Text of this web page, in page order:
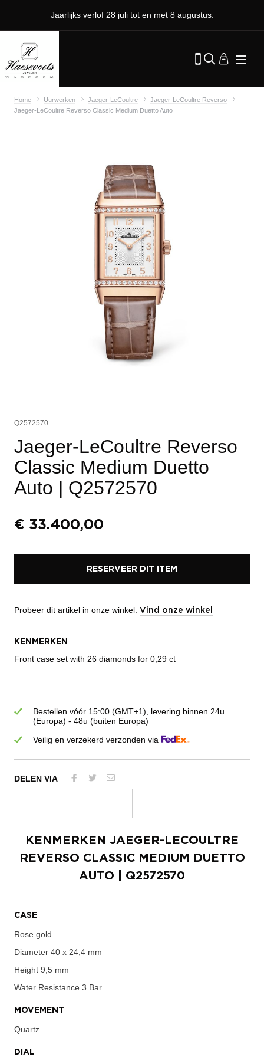
Jaarlijks verlof 28 juli tot en met 8 augustus.
Home Uurwerken Jaeger-LeCoultre
Jaeger-LeCoultre Reverso
Jaeger-LeCoultre Reverso Classic Medium Duetto Auto
Q2572570
Jaeger-LeCoultre Reverso
Classic Medium Duetto
Auto | Q2572570
€ 33.400,00
RESERVEER DIT ITEM
Probeer dit artikel in onze winkel. Vind onze winkel
KENMERKEN
Front case set with 26 diamonds for 0,29 ct
Bestellen vóór 15:00 (GMT+1), levering binnen 24u
(Europa) - 48u (buiten Europa)
Veilig en verzekerd verzonden via
DELEN VIA
KENMERKEN JAEGER-LECOULTRE
REVERSO CLASSIC MEDIUM DUETTO
AUTO | Q2572570
CASE
Rose gold
Diameter 40 x 24,4 mm
Height 9,5 mm
Water Resistance 3 Bar
MOVEMENT
Quartz
DIAL